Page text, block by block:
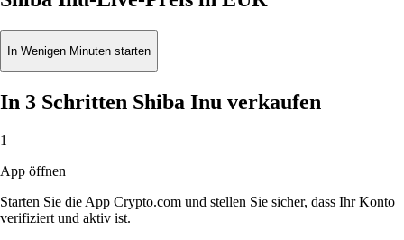
In Wenigen Minuten starten
In 3 Schritten Shiba Inu verkaufen
1
App öffnen
Starten Sie die App Crypto.com und stellen Sie sicher, dass Ihr Konto
verifiziert und aktiv ist.